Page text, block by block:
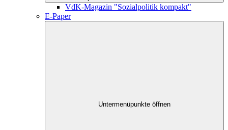
VdK-Magazin "Sozialpolitik kompakt"
E-Paper
Untermenüpunkte öffnen